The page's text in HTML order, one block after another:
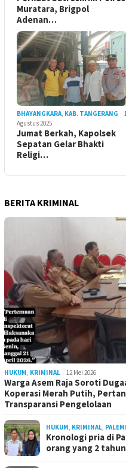
Muratara, Brigpol
Adenan…
BHAYANGKARA KAB. TANGERANG
1
Agustus 2025
Jumat Berkah, Kapolsek
Sepatan Gelar Bhakti
Religi…
BERITA KRIMINAL
HUKUM KRIMINAL 12 Mei 2026
Warga Asem Raja Soroti
Koperasi Merah Putih,
Transparansi Pengelolaan
HUKUM KRIMINAL
Kronologi pria di
orang yang 2